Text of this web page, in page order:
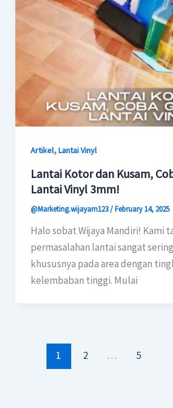
Artikel,Lantai Vinyl
Lantai Kotor dan Kusam,
Lantai Vinyl 3mm!
@Marketing.wijayam123/February 14, 2025
Halo sobat Wijaya Mandiri! Kami
permasalahan lantai sangat
khususnya pada area dengan
kelembaban tinggi. Mulai
1 2 … 5